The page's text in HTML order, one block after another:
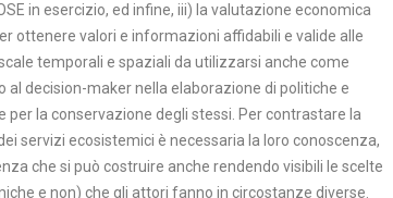
in esercizio, ed infine, iii) la valutazione economica
ottenere valori e informazioni affidabili e valide alle
temporali e spaziali da utilizzarsi anche come
al decision-maker nella elaborazione di politiche e
per la conservazione degli stessi. Per contrastare la
servizi ecosistemici è necessaria la loro conoscenza,
che si può costruire anche rendendo visibili le scelte
e non) che gli attori fanno in circostanze diverse.